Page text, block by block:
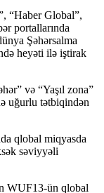
“Haber Global”,
portallarında
Şəhərsalma
heyəti ilə iştirak
və “Yaşıl zona”
uğurlu tətbiqindən
qlobal miqyasda
səviyyəli
WUF13-ün qlobal